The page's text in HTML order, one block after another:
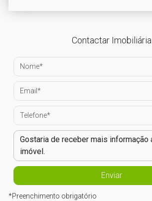
Contactar Imobiliária
*Preenchimento obrigatório